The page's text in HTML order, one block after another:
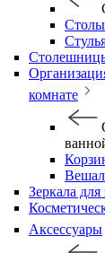
Столы
комнате
Зеркала
Аксессуары